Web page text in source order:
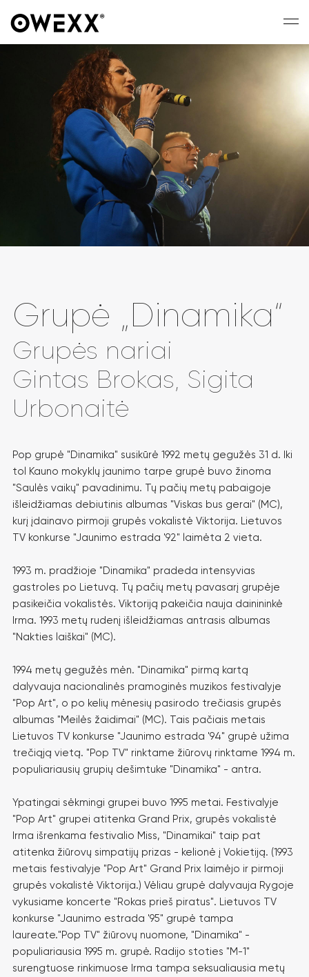
Grupė „Dinamika“​
Grupės nariai
Gintas Brokas, Sigita
Urbonaitė
Pop grupė "Dinamika" susikūrė 1992 metų gegužės 31 d. Iki
tol Kauno mokyklų jaunimo tarpe grupė buvo žinoma
"Saulės vaikų" pavadinimu. Tų pačių metų pabaigoje
išleidžiamas debiutinis albumas "Viskas bus gerai" (MC),
kurį įdainavo pirmoji grupės vokalistė Viktorija. Lietuvos
TV konkurse "Jaunimo estrada '92" laimėta 2 vieta.
1993 m. pradžioje "Dinamika" pradeda intensyvias
gastroles po Lietuvą. Tų pačių metų pavasarį grupėje
pasikeičia vokalistės. Viktoriją pakeičia nauja dainininkė
Irma. 1993 metų rudenį išleidžiamas antrasis albumas
"Nakties laiškai" (MC).
1994 metų gegužės mėn. "Dinamika" pirmą kartą
dalyvauja nacionalinės pramoginės muzikos festivalyje
"Pop Art", o po kelių mėnesių pasirodo trečiasis grupės
albumas "Meilės žaidimai" (MC). Tais pačiais metais
Lietuvos TV konkurse "Jaunimo estrada '94" grupė užima
trečiąją vietą. "Pop TV" rinktame žiūrovų rinktame 1994 m.
populiariausių grupių dešimtuke "Dinamika" - antra.
Ypatingai sėkmingi grupei buvo 1995 metai. Festivalyje
"Pop Art" grupei atitenka Grand Prix, grupės vokalistė
Irma išrenkama festivalio Miss, "Dinamikai" taip pat
atitenka žiūrovų simpatijų prizas - kelionė į Vokietiją. (1993
metais festivalyje "Pop Art" Grand Prix laimėjo ir pirmoji
grupės vokalistė Viktorija.) Vėliau grupė dalyvauja Rygoje
vykusiame koncerte "Rokas prieš piratus". Lietuvos TV
konkurse "Jaunimo estrada '95" grupė tampa
laureate."Pop TV" žiūrovų nuomone, "Dinamika" -
populiariausia 1995 m. grupė. Radijo stoties "M-1"
surengtuose rinkimuose Irma tampa seksualiausia metų